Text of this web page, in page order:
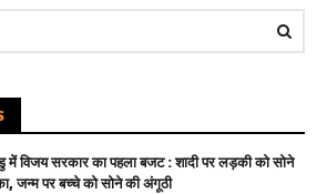
में विजय सरकार का पहला बजट : शादी पर लड़की को सोने
जन्म पर बच्चे को सोने की अंगूठी